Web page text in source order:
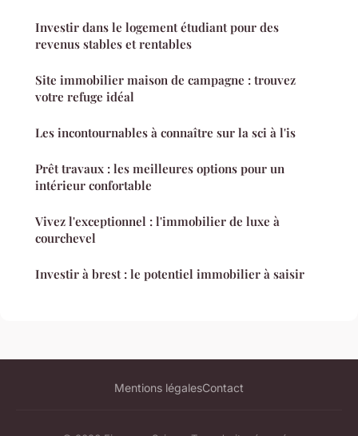
Investir dans le logement étudiant pour des
revenus stables et rentables
Site immobilier maison de campagne : trouvez
votre refuge idéal
Les incontournables à connaître sur la sci à l'is
Prêt travaux : les meilleures options pour un
intérieur confortable
Vivez l'exceptionnel : l'immobilier de luxe à
courchevel
Investir à brest : le potentiel immobilier à saisir
Mentions légalesContact